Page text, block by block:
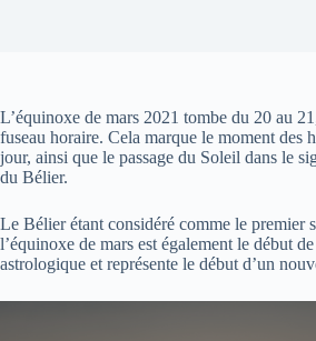
L’équinoxe de mars 2021 tombe du 20 au
fuseau horaire. Cela marque le moment des
jour, ainsi que le passage du Soleil dans le
du Bélier.
Le Bélier étant considéré comme le premier
l’équinoxe de mars est également le début
astrologique et représente le début d’un